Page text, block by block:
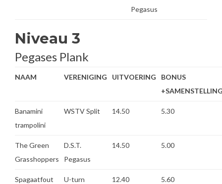
Pegasus
Niveau 3
Pegases Plank
NAAM VERENIGING UITVOERING
BONUS
Banamini
trampolini
WSTV Split 14.50 5.30
The Green
Grasshoppers
D.S.T.
Pegasus
14.50 5.00
Spagaatfout U-turn 12.40 5.60